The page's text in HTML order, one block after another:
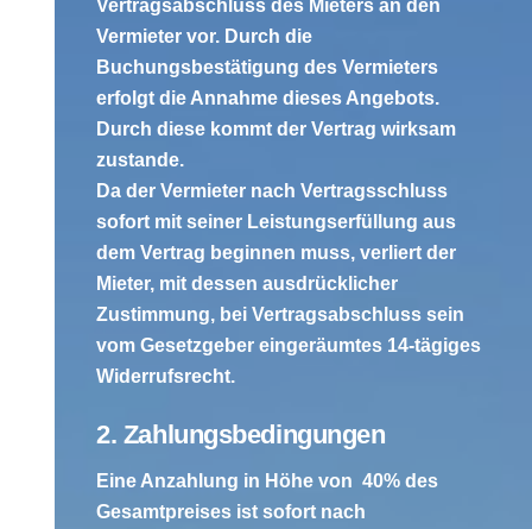
Vertragsabschluss des Mieters an den
Vermieter vor. Durch die
Buchungsbestätigung des Vermieters
erfolgt die Annahme dieses Angebots.
Durch diese kommt der Vertrag wirksam
zustande.
Da der Vermieter nach Vertragsschluss
sofort mit seiner Leistungserfüllung aus
dem Vertrag beginnen muss, verliert der
Mieter, mit dessen ausdrücklicher
Zustimmung, bei Vertragsabschluss sein
vom Gesetzgeber eingeräumtes 14-tägiges
Widerrufsrecht.
2. Zahlungsbedingungen
Eine Anzahlung in Höhe von 40% des
Gesamtpreises ist sofort nach